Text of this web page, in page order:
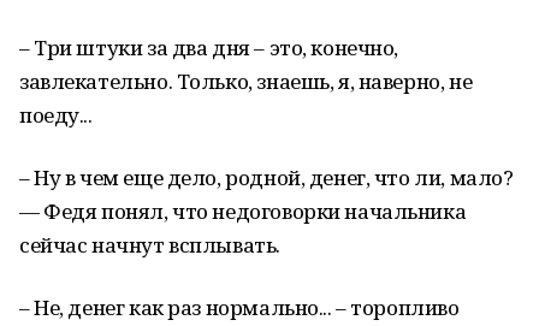
– Три штуки за два дня – это, конечно,
завлекательно. Только, знаешь, я, наверно, не
поеду...
– Ну в чем еще дело, родной, денег, что ли, мало?
— Федя понял, что недоговорки начальника
сейчас начнут всплывать.
– Не, денег как раз нормально... – торопливо